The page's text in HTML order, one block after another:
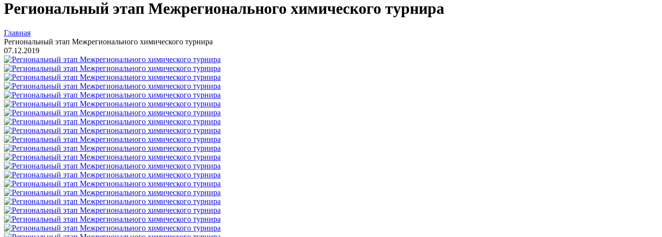
Региональный этап Межрегионального химического турнира
Главная
Региональный этап Межрегионального химического турнира
07.12.2019